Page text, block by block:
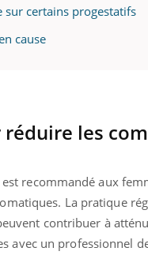
certains progestatifs
cause
les
recommandé aux
La pratique
contribuer à
avec un professionnel